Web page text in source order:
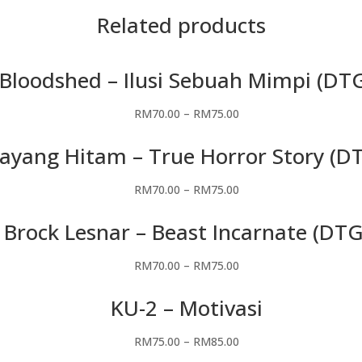
Related products
Bloodshed – Ilusi Sebuah Mimpi
RM70.00 – RM75.00
Hitam – True Horror Story
RM70.00 – RM75.00
Brock Lesnar – Beast Incarnate
RM70.00 – RM75.00
KU-2 – Motivasi
RM75.00 – RM85.00